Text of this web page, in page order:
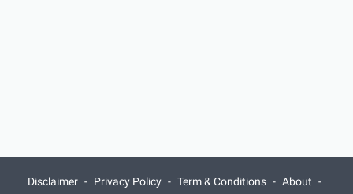
Disclaimer Privacy Policy Term & Conditions About